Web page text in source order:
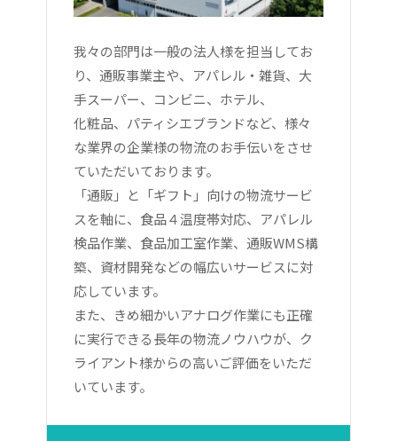
我々の部門は一般の法人様を担当してお
り、通販事業主や、アパレル・雑貨、大
手スーパー、コンビニ、ホテル、
化粧品、パティシエブランドなど、様々
な業界の企業様の物流のお手伝いをさせ
ていただいております。
「通販」と「ギフト」向けの物流サービ
スを軸に、食品４温度帯対応、アパレル
検品作業、食品加工室作業、通販WMS構
築、資材開発などの幅広いサービスに対
応しています。
また、きめ細かいアナログ作業にも正確
に実行できる長年の物流ノウハウが、ク
ライアント様からの高いご評価をいただ
いています。